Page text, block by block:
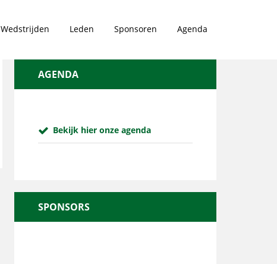
Wedstrijden Leden Sponsoren Agenda
AGENDA
Bekijk hier onze agenda
SPONSORS